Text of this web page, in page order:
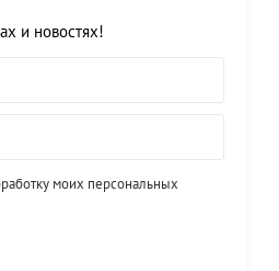
и новостях!
моих персональных